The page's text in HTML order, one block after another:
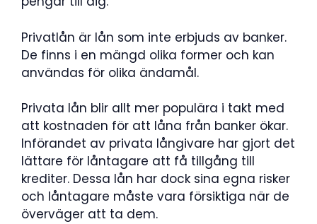
Privatlån är lån som inte erbjuds av banker.
De finns i en mängd olika former och kan
användas för olika ändamål.
Privata lån blir allt mer populära i takt med
att kostnaden för att låna från banker ökar.
Införandet av privata långivare har gjort det
lättare för låntagare att få tillgång till
krediter. Dessa lån har dock sina egna risker
och låntagare måste vara försiktiga när de
överväger att ta dem.